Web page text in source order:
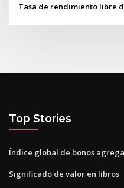
Tasa de rendimiento libre
Top Stories
Índice global de bonos
Significado de valor en libros